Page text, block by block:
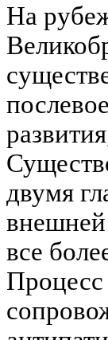
На
двумя
внешней
все